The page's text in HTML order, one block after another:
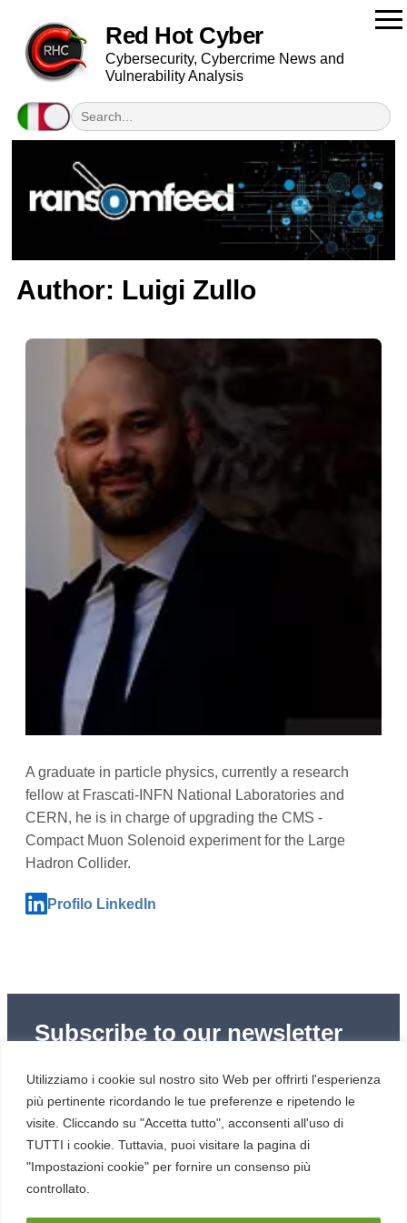
Utilizziamo i cookie sul nostro sito Web per offrirti l'esperienza
più pertinente ricordando le tue preferenze e ripetendo le
visite. Cliccando su "Accetta tutto", acconsenti all'uso di
TUTTI i cookie. Tuttavia, puoi visitare la pagina di
"Impostazioni cookie" per fornire un consenso più
controllato.
Red Hot Cyber
Cybersecurity, Cybercrime News and
Vulnerability Analysis
Author: Luigi Zullo
A graduate in particle physics, currently a research
fellow at Frascati-INFN National Laboratories and
CERN, he is in charge of upgrading the CMS -
Compact Muon Solenoid experiment for the Large
Hadron Collider.
Profilo LinkedIn
Subscribe to our newsletter
(newsletter in Italian) to stay up to date with the latest
news in cybersecurity and digital technology.